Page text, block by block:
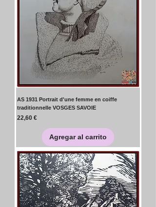
AS 1931 Portrait d'une femme en coiffe
traditionnelle VOSGES SAVOIE
Precio
22,60 €
Agregar al carrito